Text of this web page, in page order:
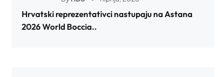
Hrvatski reprezentativci nastupaju na Astana
2026 World Boccia..